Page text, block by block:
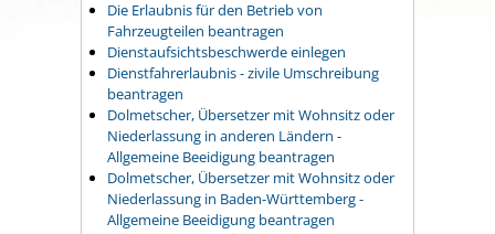
Die Erlaubnis für den Betrieb von
Fahrzeugteilen beantragen
Dienstaufsichtsbeschwerde einlegen
Dienstfahrerlaubnis - zivile Umschreibung
beantragen
Dolmetscher, Übersetzer mit Wohnsitz oder
Niederlassung in anderen Ländern -
Allgemeine Beeidigung beantragen
Dolmetscher, Übersetzer mit Wohnsitz oder
Niederlassung in Baden-Württemberg -
Allgemeine Beeidigung beantragen